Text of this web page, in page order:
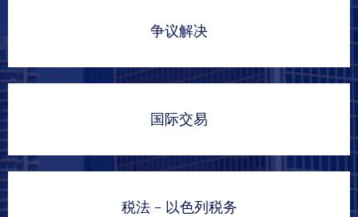
争议解决
国际交易
税法 - 以色列税务